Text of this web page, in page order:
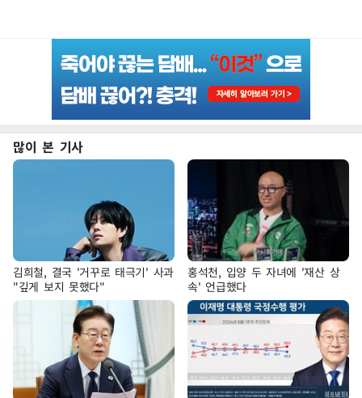
많이 본 기사
김희철, 결국 '거꾸로 태극기' 사과
"깊게 보지 못했다"
홍석천, 입양 두 자녀에 '재산 상
속' 언급했다